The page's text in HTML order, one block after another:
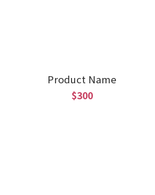
Product Name
$300